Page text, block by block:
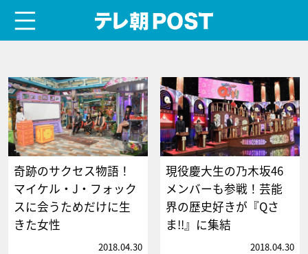
奇跡のサクセス物語！
マイケル・J・フォック
スに会うためだけに生
きた女性
2018.04.30
現役慶大生の乃木坂46
メンバーも参戦！芸能
界の歴史好きが『Qさ
ま!!』に集結
2018.04.30